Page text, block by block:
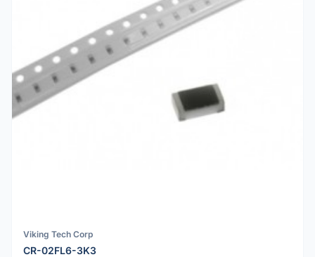
Viking Tech Corp
CR-02FL6-3K3